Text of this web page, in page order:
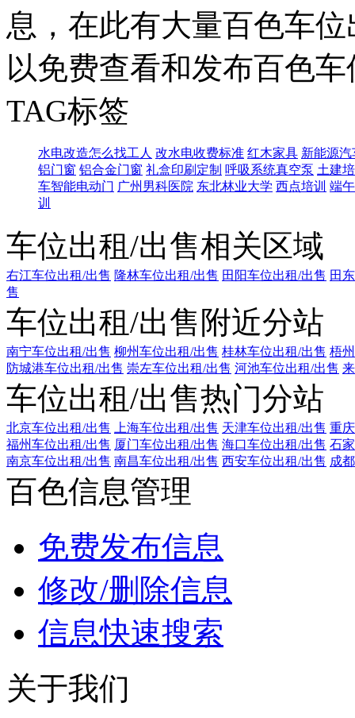
息，在此有大量百色车
以免费查看和发布百色
TAG标签
水电改造怎么找工人 改水电收费标准 红木家具 新能源汽
铝门窗 铝合金门窗 礼盒印刷定制 呼吸系统真空泵 土建
车智能电动门 广州男科医院 东北林业大学 西点培训 端
训
车位出租/出售相关区域
右江车位出租/出售 隆林车位出租/出售 田阳车位出租/出售 田
售
车位出租/出售附近分站
南宁车位出租/出售 柳州车位出租/出售 桂林车位出租/出售 梧
防城港车位出租/出售 崇左车位出租/出售 河池车位出租/出售
车位出租/出售热门分站
北京车位出租/出售 上海车位出租/出售 天津车位出租/出售 重
福州车位出租/出售 厦门车位出租/出售 海口车位出租/出售 石
南京车位出租/出售 南昌车位出租/出售 西安车位出租/出售 成
百色信息管理
免费发布信息
修改/删除信息
信息快速搜索
关于我们